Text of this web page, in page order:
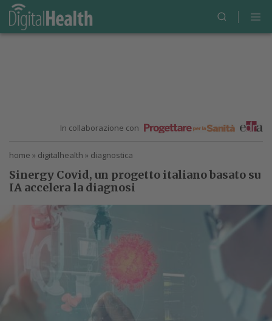
In collaborazione con
home » digitalhealth » diagnostica
Sinergy Covid, un progetto italiano basato su
IA accelera la diagnosi